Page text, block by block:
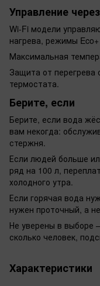
Управление
Wi-Fi модели
нагрева, режимы
Максимальная
Защита от перегрева
термостата.
Берите, если
Берите, если вода
вам некогда:
стержня.
Если людей больше
ряд на 100 л,
холодного утра.
Если горячая вода
нужен проточный, а
Не уверены в выборе
сколько человек,
Характеристики